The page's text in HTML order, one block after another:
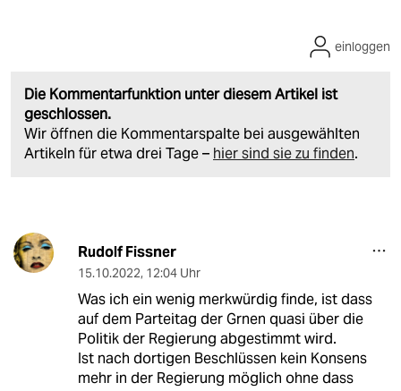
Die Kommentarfunktion unter diesem Artikel ist
geschlossen.
Wir öffnen die Kommentarspalte bei ausgewählten
Artikeln für etwa drei Tage – hier sind sie zu finden.
einloggen
Rudolf Fissner
15.10.2022, 12:04 Uhr
Was ich ein wenig merkwürdig finde, ist dass
auf dem Parteitag der Grnen quasi über die
Politik der Regierung abgestimmt wird.
Ist nach dortigen Beschlüssen kein Konsens
mehr in der Regierung möglich ohne dass